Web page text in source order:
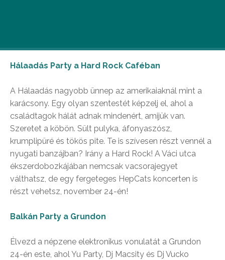
Hálaadás Party a Hard Rock Caféban
A Hálaadás nagyobb ünnep az amerikaiaknál mint a
karácsony. Egy olyan szentestét képzelj el, ahol a
családtagok hálát adnak mindenért, amijük van.
Szeretet a köbön. Sült pulyka, áfonyaszósz,
krumplipüré és tökös pite. Te is szívesen részt vennél a
nyugati banzájban? Irány a Hard Rock! A Váci utca
ékszerdobozkájában nemcsak vacsorajegyet
válthatsz, de egy fergeteges HepCats koncerten is
részt vehetsz, november 24-én!
Balkán Party a Grundon
Élvezd a népzene elektronikus vonulatát a Grundon
24-én este, ahol Yu Party, Dj Macsity és Dj Vucko